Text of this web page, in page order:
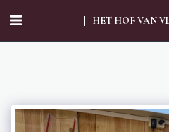
HET HOF VAN